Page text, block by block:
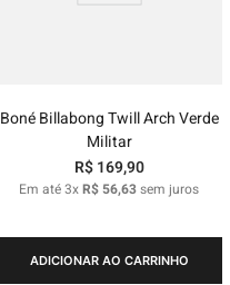
Boné Billabong Twill Arch Verde
Militar
R$ 169,90
Em até3xR$ 56,63sem juros
ADICIONAR AO CARRINHO